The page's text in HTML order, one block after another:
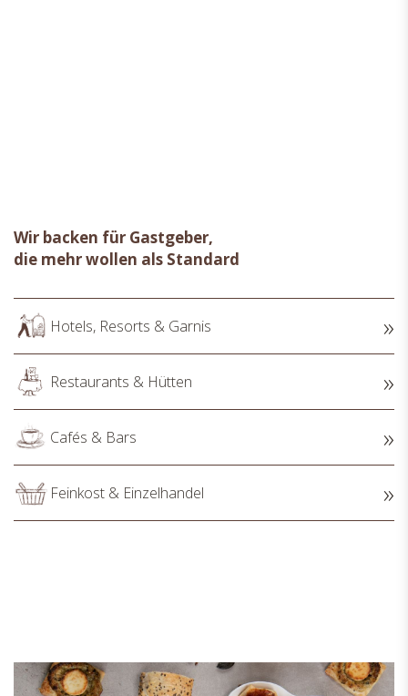
Wir backen für Gastgeber,
die mehr wollen als Standard
Hotels, Resorts & Garnis
Restaurants & Hütten
Cafés & Bars
Feinkost & Einzelhandel